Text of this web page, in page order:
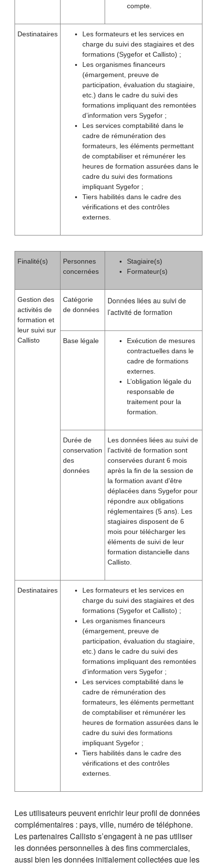
compte.
Destinataires
Les formateurs et les services en
charge du suivi des stagiaires et des
formations (Sygefor et Callisto) ;
Les organismes financeurs
(émargement, preuve de
participation, évaluation du stagiaire,
etc.) dans le cadre du suivi des
formations impliquant des remontées
d’information vers Sygefor ;
Les services comptabilité dans le
cadre de rémunération des
formateurs, les éléments permettant
de comptabiliser et rémunérer les
heures de formation assurées dans le
cadre du suivi des formations
impliquant Sygefor ;
Tiers habilités dans le cadre des
vérifications et des contrôles
externes.
Finalité(s)
Personnes
concernées
Stagiaire(s)
Formateur(s)
Gestion des
activités de
formation et
leur suivi sur
Callisto
Catégorie
de données
Données liées au suivi de
l’activité de formation
Base légale
Exécution de mesures
contractuelles dans le
cadre de formations
externes.
L’obligation légale du
responsable de
traitement pour la
formation.
Durée de
conservation
des
données
Les données liées au suivi de
l’activité de formation sont
conservées durant 6 mois
après la fin de la session de
la formation avant d'être
déplacées dans Sygefor pour
répondre aux obligations
réglementaires (5 ans). Les
stagiaires disposent de 6
mois pour télécharger les
éléments de suivi de leur
formation distancielle dans
Callisto.
Destinataires
Les formateurs et les services en
charge du suivi des stagiaires et des
formations (Sygefor et Callisto) ;
Les organismes financeurs
(émargement, preuve de
participation, évaluation du stagiaire,
etc.) dans le cadre du suivi des
formations impliquant des remontées
d’information vers Sygefor ;
Les services comptabilité dans le
cadre de rémunération des
formateurs, les éléments permettant
de comptabiliser et rémunérer les
heures de formation assurées dans le
cadre du suivi des formations
impliquant Sygefor ;
Tiers habilités dans le cadre des
vérifications et des contrôles
externes.
Les utilisateurs peuvent enrichir leur profil de données
complémentaires : pays, ville, numéro de téléphone.
Les partenaires Callisto s’engagent à ne pas utiliser
les données personnelles à des fins commerciales,
aussi bien les données initialement collectées que les